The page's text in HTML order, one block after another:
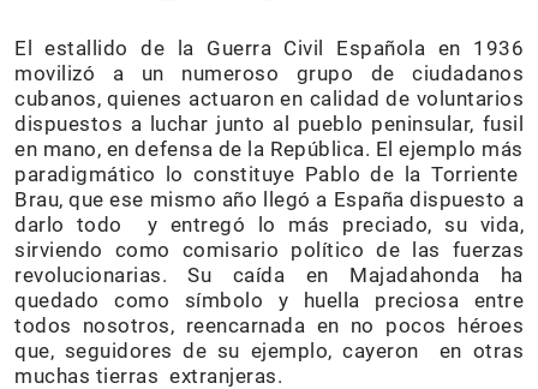
El estallido de la Guerra Civil Española en 1936
movilizó a un numeroso grupo de ciudadanos
cubanos, quienes actuaron en calidad de voluntarios
dispuestos a luchar junto al pueblo peninsular, fusil
en mano, en defensa de la República. El ejemplo más
paradigmático lo constituye Pablo de la Torriente
Brau, que ese mismo año llegó a España dispuesto a
darlo todo y entregó lo más preciado, su vida,
sirviendo como comisario político de las fuerzas
revolucionarias. Su caída en Majadahonda ha
quedado como símbolo y huella preciosa entre
todos nosotros, reencarnada en no pocos héroes
que, seguidores de su ejemplo, cayeron en otras
muchas tierras extranjeras.